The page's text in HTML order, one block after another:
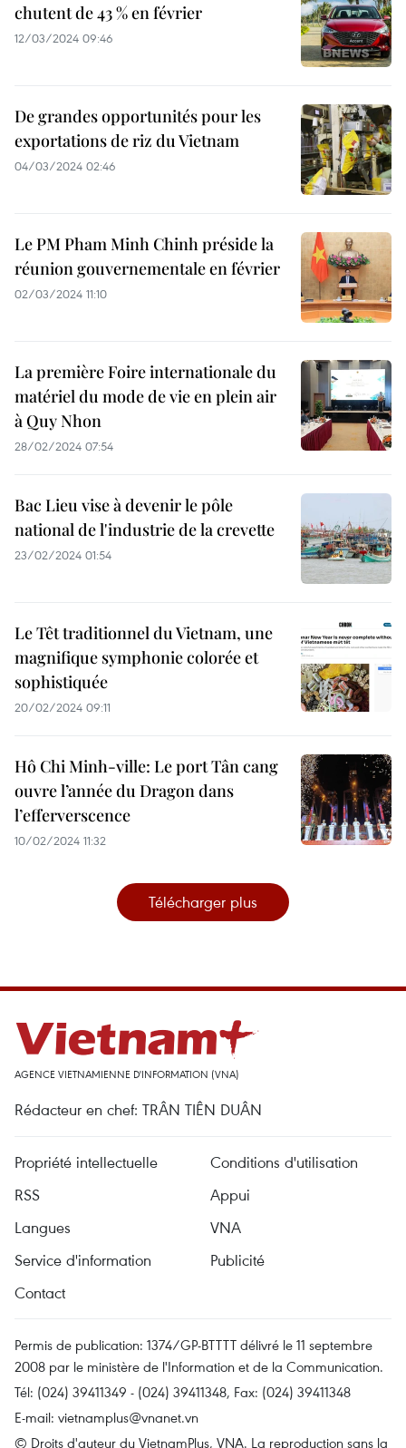
chutent de 43 % en février
12/03/2024 09:46
De grandes opportunités pour les
exportations de riz du Vietnam
04/03/2024 02:46
Le PM Pham Minh Chinh préside la
réunion gouvernementale en février
02/03/2024 11:10
La première Foire internationale du
matériel du mode de vie en plein air
à Quy Nhon
28/02/2024 07:54
Bac Lieu vise à devenir le pôle
national de l'industrie de la crevette
23/02/2024 01:54
Le Têt traditionnel du Vietnam, une
magnifique symphonie colorée et
sophistiquée
20/02/2024 09:11
Hô Chi Minh-ville: Le port Tân cang
ouvre l’année du Dragon dans
l’efferverscence
10/02/2024 11:32
Télécharger plus
AGENCE VIETNAMIENNE D'INFORMATION (VNA)
Rédacteur en chef: TRÂN TIÊN DUÂN
Propriété intellectuelle
Conditions d'utilisation
RSS
Appui
Langues
VNA
Service d'information
Publicité
Contact
Permis de publication: 1374/GP-BTTTT délivré le 11 septembre
2008 par le ministère de l'Information et de la Communication.
Tél: (024) 39411349 - (024) 39411348, Fax: (024) 39411348
E-mail: vietnamplus@vnanet.vn
© Droits d'auteur du VietnamPlus, VNA. La reproduction sans la